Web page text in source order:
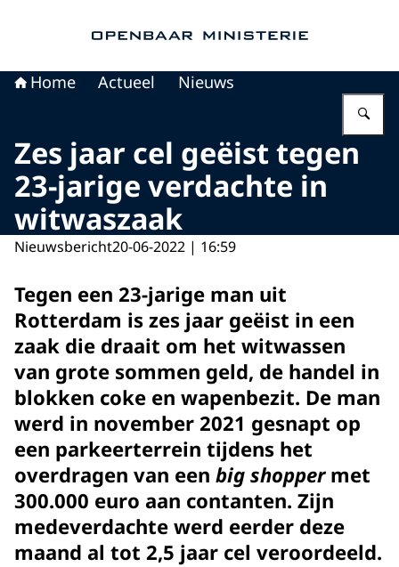
Home Actueel Nieuws
Zes jaar cel geëist tegen
23-jarige verdachte in
witwaszaak
Nieuwsbericht20-06-2022 | 16:59
Tegen een 23-jarige man uit
Rotterdam is zes jaar geëist in een
zaak die draait om het witwassen
van grote sommen geld, de handel in
blokken coke en wapenbezit. De man
werd in november 2021 gesnapt op
een parkeerterrein tijdens het
overdragen van een big shoppermet
300.000 euro aan contanten. Zijn
medeverdachte werd eerder deze
maand al tot 2,5 jaar cel veroordeeld.